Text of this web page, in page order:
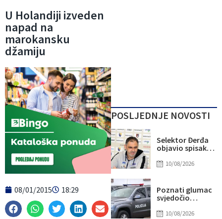
U Holandiji izveden
napad na
marokansku
džamiju
08/01/2015 18:29
POSLJEDNJE NOVOSTI
Selektor Đerđa
objavio spisak
Poznato šta je sa
Sulejmanovićem
10/08/2026
Poznati glumac
svjedočio
napadu u
10/08/2026